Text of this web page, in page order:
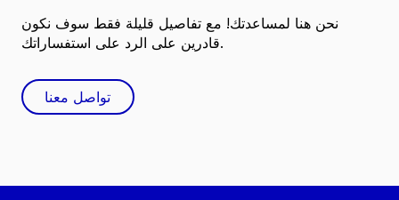
نحن هنا لمساعدتك! مع تفاصيل قليلة فقط سوف نكون
قادرين على الرد على استفساراتك.
تواصل معنا